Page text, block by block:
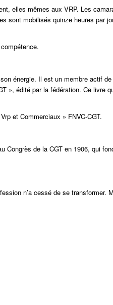
elles mêmes aux VRP. Les
sont mobilisés quinze heures par
énergie. Il est un membre actif
», édité par la fédération. Ce livre
et Commerciaux » FNVC-CGT.
Congrès de la CGT en 1906, qui
n’a cessé de se transformer.